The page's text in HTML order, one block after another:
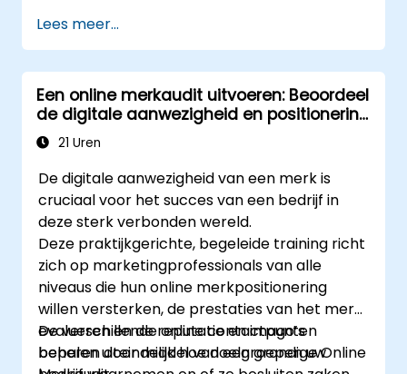
Klantrelaties verder te ontwikkelen en te
verbeteren.
Lees meer...
Een online merkaudit uitvoeren: Beoordeel
de digitale aanwezigheid en positionering
van uw merk om krachtige
merkstrategieën te ontwikkelen
21 Uren
De digitale aanwezigheid van een merk is
cruciaal voor het succes van een bedrijf in
deze sterk verbonden wereld.
Deze praktijkgerichte, begeleide training richt
zich op marketingprofessionals van alle
niveaus die hun online merkpositionering
willen versterken, de prestaties van het merk
evalueren en de reputatie en imago’s
beheren door middel van een grondige Online
De verschillende online contactpunten
bepalen uiteindelijk hoe doelgroepen uw